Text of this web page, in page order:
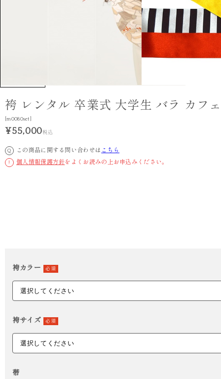
袴 レンタル 卒業式 大学生 バラ カフ
[m0080set]
¥55,000税込
Q この商品に関する問い合わせは こちら
! 個人情報保護方針をよくお読みの上お申込みください。
袴カラー 必須
袴サイズ 必須
帯